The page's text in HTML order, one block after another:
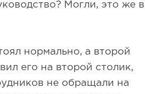
Могли, это же в
нормально, а второй
его на второй столик,
не обращали на